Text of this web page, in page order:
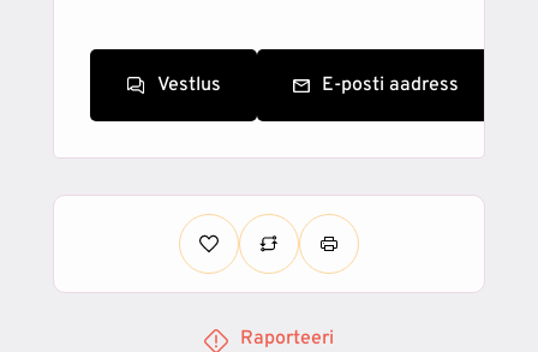
Vestlus E-posti aadress
Raporteeri